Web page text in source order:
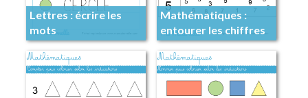
Lettres : écrire les
mots
Mathématiques :
entourer les chiffres